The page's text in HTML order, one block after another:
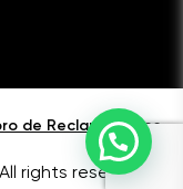
rights reserved.
de Reclamaciones